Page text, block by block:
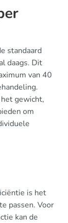
standaard
daags. Dit
van 40
gewicht,
om
is het
passen. Voor
kan de